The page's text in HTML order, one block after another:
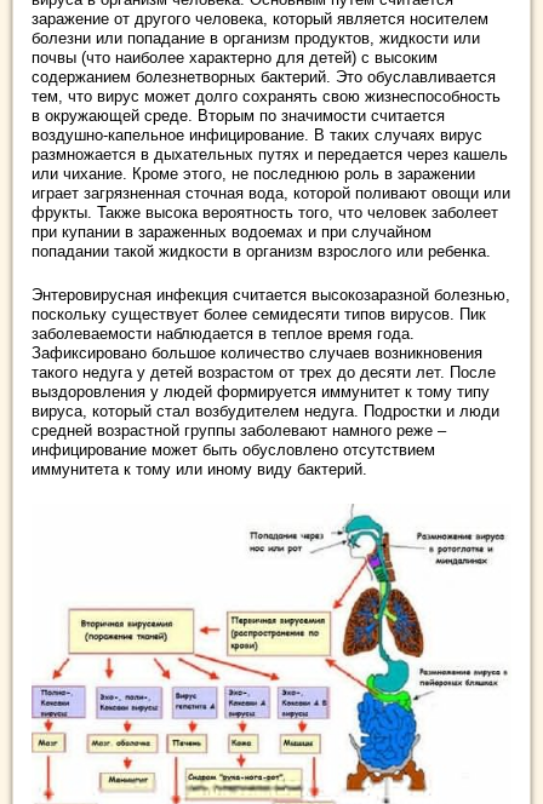
заражение от другого человека, который является носителем
болезни или попадание в организм продуктов, жидкости или
почвы (что наиболее характерно для детей) с высоким
содержанием болезнетворных бактерий. Это обуславливается
тем, что вирус может долго сохранять свою жизнеспособность
в окружающей среде. Вторым по значимости считается
воздушно-капельное инфицирование. В таких случаях вирус
размножается в дыхательных путях и передается через кашель
или чихание. Кроме этого, не последнюю роль в заражении
играет загрязненная сточная вода, которой поливают овощи или
фрукты. Также высока вероятность того, что человек заболеет
при купании в зараженных водоемах и при случайном
попадании такой жидкости в организм взрослого или ребенка.
Энтеровирусная инфекция считается высокозаразной болезнью,
поскольку существует более семидесяти типов вирусов. Пик
заболеваемости наблюдается в теплое время года.
Зафиксировано большое количество случаев возникновения
такого недуга у детей возрастом от трех до десяти лет. После
выздоровления у людей формируется иммунитет к тому типу
вируса, который стал возбудителем недуга. Подростки и люди
средней возрастной группы заболевают намного реже –
инфицирование может быть обусловлено отсутствием
иммунитета к тому или иному виду бактерий.